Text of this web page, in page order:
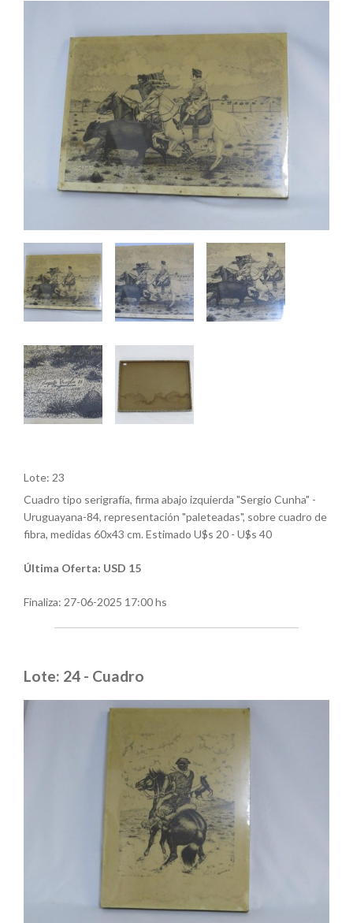
Lote: 23
Cuadro tipo serigrafía, firma abajo izquierda "Sergio Cunha" -
Uruguayana-84, representación "paleteadas", sobre cuadro de
fibra, medidas 60x43 cm. Estimado U$s 20 - U$s 40
Última Oferta: USD 15
Finaliza: 27-06-2025 17:00 hs
Lote: 24 - Cuadro